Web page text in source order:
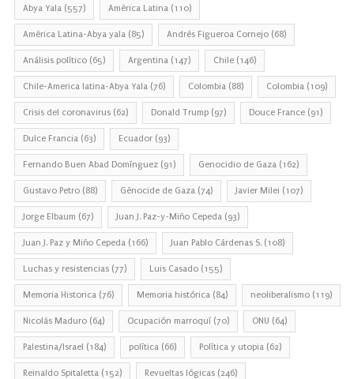
Abya Yala (557) América Latina (110)
América Latina-Abya yala (85) Andrés Figueroa Cornejo (68)
Análisis político (65) Argentina (147) Chile (146)
Chile-America latina-Abya Yala (76) Colombia (88) Colombia (109)
Crisis del coronavirus (62) Donald Trump (97) Douce France (91)
Dulce Francia (63) Ecuador (93)
Fernando Buen Abad Domínguez (91) Genocidio de Gaza (162)
Gustavo Petro (88) Génocide de Gaza (74) Javier Milei (107)
Jorge Elbaum (67) Juan J. Paz-y-Miño Cepeda (93)
Juan J. Paz y Miño Cepeda (166) Juan Pablo Cárdenas S. (108)
Luchas y resistencias (77) Luis Casado (155)
Memoria Historica (76) Memoria histórica (84) neoliberalismo (119)
Nicolás Maduro (64) Ocupación marroquí (70) ONU (64)
Palestina/Israel (184) política (66) Política y utopia (62)
Reinaldo Spitaletta (152) Revueltas lógicas (246)